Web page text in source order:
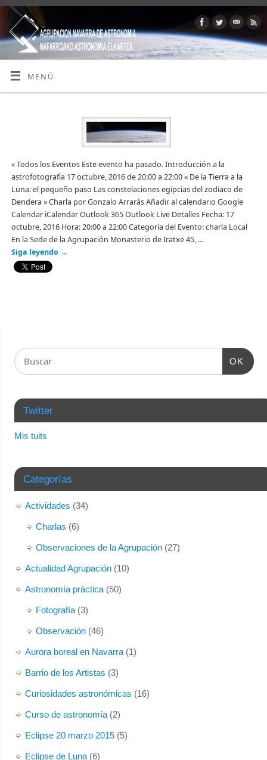
MENÚ
« Todos los Eventos Este evento ha pasado. Introducción a la
astrofotografía 17 octubre, 2016 de 20:00 a 22:00 « De la Tierra a la
Luna: el pequeño paso Las constelaciones egipcias del zodiaco de
Dendera » Charla por Gonzalo Arrarás Añadir al calendario Google
Calendar iCalendar Outlook 365 Outlook Live Detalles Fecha: 17
octubre, 2016 Hora: 20:00 a 22:00 Categoría del Evento: charla Local
En la Sede de la Agrupación Monasterio de Iratxe 45, …
Siga leyendo →
OK
Twitter
Mis tuits
Categorías
Actividades (34)
Charlas (6)
Observaciones de la Agrupación(27)
Actualidad Agrupación(10)
Astronomía práctica(50)
Fotografía(3)
Observación(46)
Aurora boreal en Navarra(1)
Barrio de los Artistas (3)
Curiosidades astronómicas (16)
Curso de astronomía(2)
Eclipse 20 marzo 2015(5)
Eclipse de Luna(6)